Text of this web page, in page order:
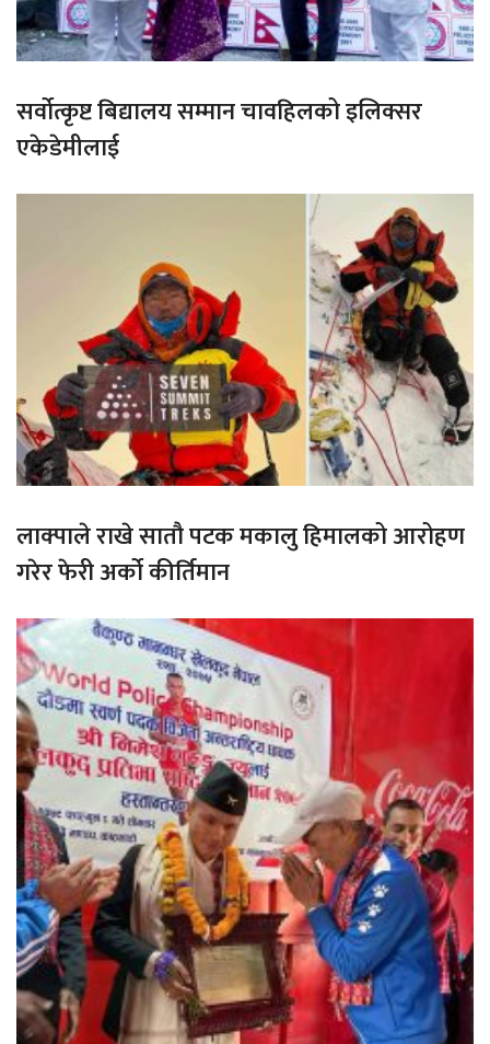
सर्वोत्कृष्ट बिद्यालय सम्मान चावहिलको इलिक्सर
एकेडेमीलाई
लाक्पाले राखे सातौ पटक मकालु हिमालको आरोहण
गरेर फेरी अर्को कीर्तिमान